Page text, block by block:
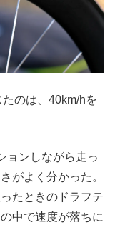
のは、40km/hを
ョンしながら走っ
がよく分かった。
たときのドラフテ
中で速度が落ちに